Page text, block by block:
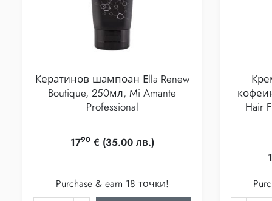
Кератинов шампоан Еlla Renew
Boutique, 250мл, Mi Amante
Professional
1790 € (35.00 лв.)
Purchase & earn 18 точки!
Hair